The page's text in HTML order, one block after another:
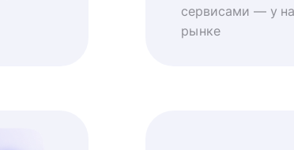
сервисами — у
рынке